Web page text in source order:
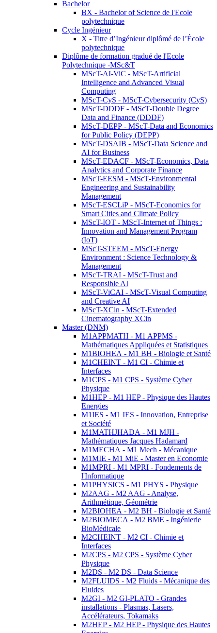
Bachelor
BX - Bachelor of Science de l'Ecole
polytechnique
Cycle Ingénieur
X - Titre d’Ingénieur diplômé de l’École
polytechnique
Diplôme de formation gradué de l'Ecole
Polytechnique -MSc&T
MScT-AI-ViC - MScT-Artificial
Intelligence and Advanced Visual
Computing
MScT-CyS - MScT-Cybersecurity (CyS)
MScT-DDDF - MScT-Double Degree
Data and Finance (DDDF)
MScT-DEPP - MScT-Data and Economics
for Public Policy (DEPP)
MScT-DSAIB - MScT-Data Science and
AI for Business
MScT-EDACF - MScT-Economics, Data
Analytics and Corporate Finance
MScT-EESM - MScT-Environmental
Engineering and Sustainability
Management
MScT-ESCLiP - MScT-Economics for
Smart Cities and Climate Policy
MScT-IOT - MScT-Internet of Things :
Innovation and Management Program
(IoT)
MScT-STEEM - MScT-Energy
Environment : Science Technology &
Management
MScT-TRAI - MScT-Trust and
Responsible AI
MScT-ViCAI - MScT-Visual Computing
and Creative AI
MScT-XCin - MScT-Extended
Cinematography XCin
Master (DNM)
M1APPMATH - M1 APPMS -
Mathématiques Appliquées et Statistiques
M1BIOHEA - M1 BH - Biologie et Santé
M1CHEINT - M1 CI - Chimie et
Interfaces
M1CPS - M1 CPS - Système Cyber
Physique
M1HEP - M1 HEP - Physique des Hautes
Energies
M1IES - M1 IES - Innovation, Entreprise
et Société
M1MATHJHADA - M1 MJH -
Mathématiques Jacques Hadamard
M1MECHA - M1 Mech - Mécanique
M1MIE - M1 MiE - Master en Economie
M1MPRI - M1 MPRI - Fondements de
l'Informatique
M1PHYSICS - M1 PHYS - Physique
M2AAG - M2 AAG - Analyse,
Arithmétique, Géométrie
M2BIOHEA - M2 BH - Biologie et Santé
M2BIOMECA - M2 BME - Ingénierie
BioMédicale
M2CHEINT - M2 CI - Chimie et
Interfaces
M2CPS - M2 CPS - Système Cyber
Physique
M2DS - M2 DS - Data Science
M2FLUIDS - M2 Fluids - Mécanique des
Fluides
M2GI - M2 GI-PLATO - Grandes
installations - Plasmas, Lasers,
Accélérateurs, Tokamaks
M2HEP - M2 HEP - Physique des Hautes